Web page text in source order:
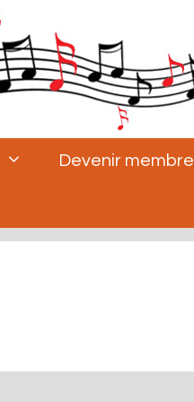
Devenir membre